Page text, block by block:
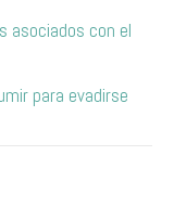
asociados con el
para evadirse